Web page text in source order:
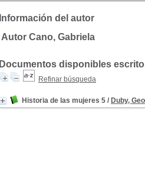
Información del autor
Autor Cano, Gabriela
Documentos disponibles
Refinar búsqueda
Historia de las mujeres 5 / Duby,